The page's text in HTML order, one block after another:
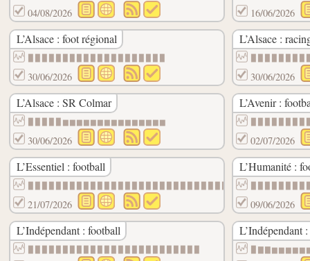
04/08/2026 16/06/2026
L’Alsace : foot régional
30/06/2026
L’Alsace :
30/06/2026
L’Alsace : SR Colmar
▉▉▉▉▉▆▆▆▆▆▆▆▆▆▆▆▆▆▆▆
30/06/2026
L’Avenir :
02/07/2026
L’Essentiel : football
21/07/2026
L’Humanité :
09/06/2026
L’Indépendant : football L’Indépendant